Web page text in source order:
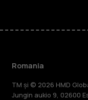
Romania
TM și © 2026 HMD
Jungin aukio 9, 02600